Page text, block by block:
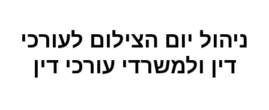
ניהול יום הצילום לעורכי
דין ולמשרדי עורכי דין